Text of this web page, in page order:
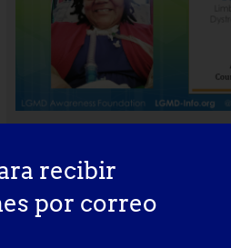
INDIVIDUO CON
recibir
por correo